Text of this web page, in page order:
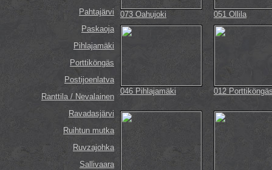
Pahtajärvi
Paskaoja
Pihlajamäki
Porttiköngäs
Postijoenlatva
Ranttila / Nevalainen
Ravadasjärvi
Ruihtun mutka
Ruvzajohka
Sallivaara
073 Oahujoki 051 Ollila
046 Pihlajamäki 012